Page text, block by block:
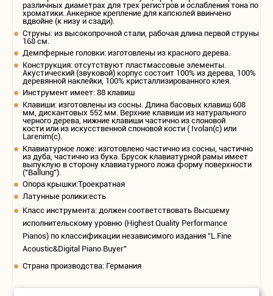
различных диаметрах для трех регистров и ослабления тона по
хроматики. Анкерное крепление для капсюлей ввинчено
вдвойне (к низу и сзади).
Струны: из высокопрочной стали, рабочая длина первой струны
168 см.
Демпферные головки: изготовлены из красного дерева.
Конструкция: отсутствуют пластмассовые элементы.
Акустический (звуковой) корпус состоит 100% из дерева, 100%
деревянной наклейки, 100% кристаллизированного клея.
Инструмент имеет: 88 клавиш
Клавиши: изготовлены из сосны. Длина басовых клавиш 608
мм, дискантовых 552 мм. Верхние клавиши из натурального
черного дерева, нижние клавиши частично из слоновой
кости или из искусственной слоновой кости ( Ivolan(c) или
Larenim(c).
Клавиатурное ложе: изготовлено частично из сосны, частично
из дуба, частично из бука. Брусок клавиатурной рамы имеет
выпуклую в сторону клавиатурного ложа форму поверхности
("Ballung").
Опора крышки:Троекратная
Латунные ролики:есть
Класс инструмента: должен соответствовать Высшему
исполнительскому уровню (Highest Quality Performance
Pianos) по классификации независимого издания "L.Fine
Acoustic&Digital Piano Buyer"
Страна производства: Германия